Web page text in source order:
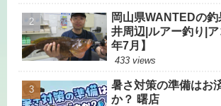
岡山県WANTEDの
井周辺|ルアー釣り|
年7月】
433 views
暑さ対策の準備はお
か？ 曙店